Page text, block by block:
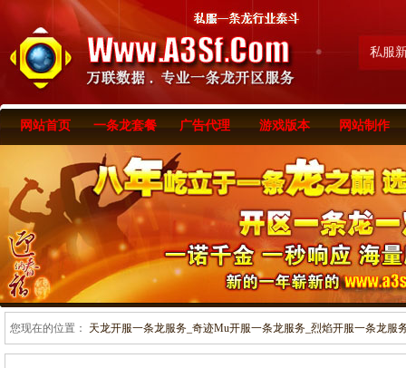
私服
网站首页 一条龙套餐 广告代理 游戏版本 网站制作
您现在的位置： 天龙开服一条龙服务_奇迹Mu开服一条龙服务_烈焰开服一条龙服